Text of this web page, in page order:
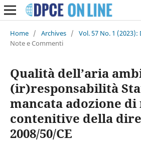
Home / Archives / Vol. 57 No. 1 (2023):
Note e Commenti
Qualità dell’aria
(ir)responsabilità
mancata adozione
contenitive della
2008/50/CE